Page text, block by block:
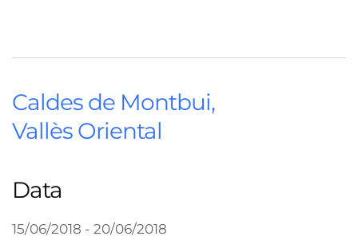
Caldes de Montbui,
Vallès Oriental
Data
15/06/2018 - 20/06/2018